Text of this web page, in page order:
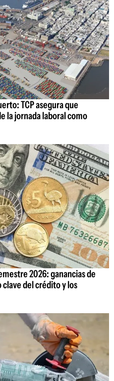
TCP asegura que
la jornada laboral como
2026: ganancias de
clave del crédito y los